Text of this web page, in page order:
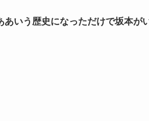
いう歴史になっただけで坂本が